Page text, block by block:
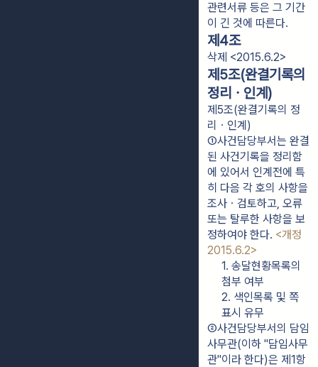
관련서류 등은 그 기간
이 긴 것에 따른다.
제4조
삭제 <2015.6.2>
제5조(완결기록의
정리ㆍ인계)
제5조(완결기록의 정
리ㆍ인계)
①사건담당부서는 완결
된 사건기록을 정리함
에 있어서 인계전에 특
히 다음 각 호의 사항을
조사ㆍ검토하고, 오류
또는 탈루한 사항을 보
정하여야 한다. <개정
2015.6.2>
1. 송달현황목록의
첨부 여부
2. 색인목록 및 쪽
표시 유무
②사건담당부서의 담임
사무관(이하 "담임사무
관"이라 한다)은 제1항